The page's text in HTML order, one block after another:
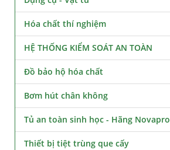
Hóa chất thí nghiệm
HỆ THỐNG KIỂM SOÁT AN TOÀN
Đồ bảo hộ hóa chất
Bơm hút chân không
Tủ an toàn sinh học - Hãng Novapro
Thiết bị tiệt trùng que cấy